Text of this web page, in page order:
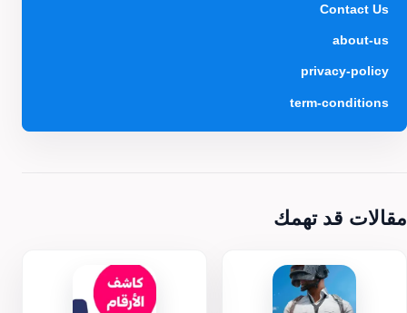
Contact Us
about-us
privacy-policy
term-conditions
مقالات قد تهمك